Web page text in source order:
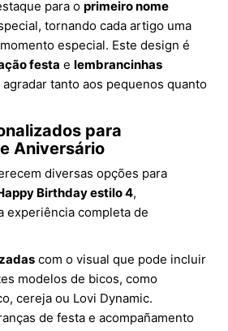
para o primeiro nome
tornando cada artigo uma
especial. Este design é
festa e lembrancinhas
agradar tanto aos pequenos quanto
para
Aniversário
diversas opções para
Birthday estilo 4,
experiência completa de
com o visual que pode incluir
modelos de bicos, como
cereja ou Lovi Dynamic.
de festa e acompañamento